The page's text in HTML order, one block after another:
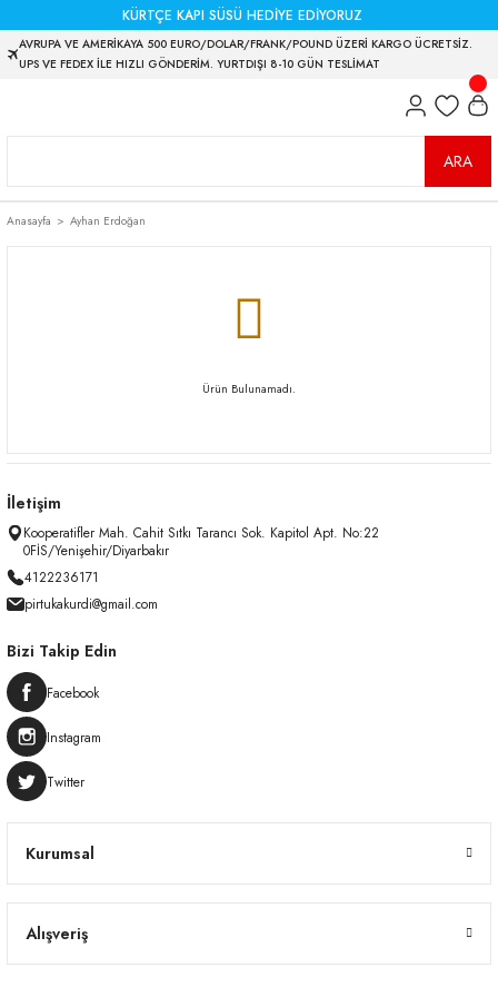
KÜRTÇE KAPI SÜSÜ HEDİYE EDİYORUZ
AVRUPA VE AMERİKAYA 500 EURO/DOLAR/FRANK/POUND ÜZERİ KARGO ÜCRETSİZ.
UPS VE FEDEX İLE HIZLI GÖNDERİM. YURTDIŞI 8-10 GÜN TESLİMAT
ARA
Anasayfa Ayhan Erdoğan
Ürün Bulunamadı.
İletişim
Kooperatifler Mah. Cahit Sıtkı Tarancı Sok. Kapitol Apt. No:22
0FİS/Yenişehir/Diyarbakır
4122236171
pirtukakurdi@gmail.com
Kurumsal
Alışveriş
Bizi Takip Edin
Facebook
Instagram
Twitter